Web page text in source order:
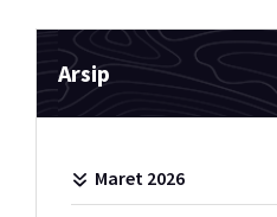
Arsip
Maret 2026